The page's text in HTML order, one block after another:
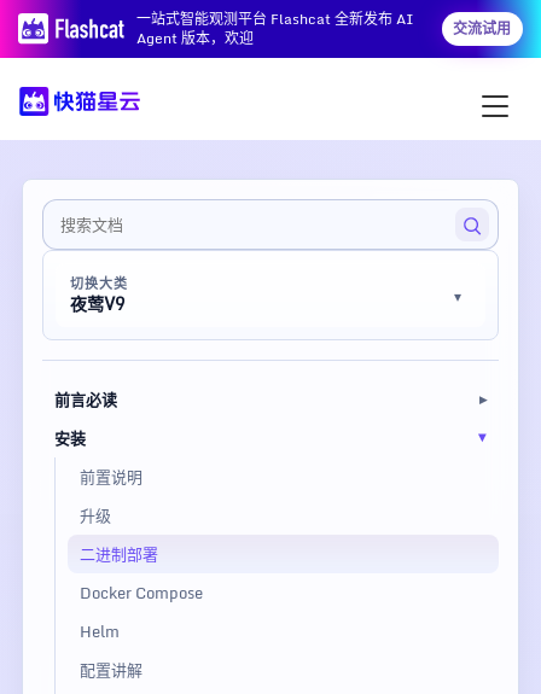
一站式智能观测平台 Flashcat 全新发布 AI
Agent 版本，欢迎
交流试用
切换大类
夜莺V9
前言必读
安装
前置说明
升级
二进制部署
Docker Compose
Helm
配置讲解